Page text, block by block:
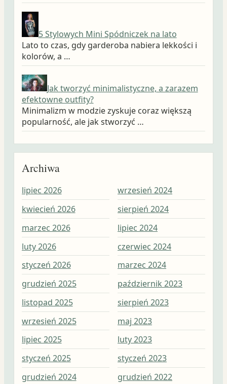
5 Stylowych Mini Spódniczek na lato
Lato to czas, gdy garderoba nabiera lekkości i
kolorów, a …
Jak tworzyć minimalistyczne, a zarazem
efektowne outfity?
Minimalizm w modzie zyskuje coraz większą
popularność, ale jak stworzyć …
Archiwa
lipiec 2026
kwiecień 2026
marzec 2026
luty 2026
styczeń 2026
grudzień 2025
listopad 2025
wrzesień 2025
lipiec 2025
styczeń 2025
grudzień 2024
wrzesień 2024
sierpień 2024
lipiec 2024
czerwiec 2024
marzec 2024
październik 2023
sierpień 2023
maj 2023
luty 2023
styczeń 2023
grudzień 2022